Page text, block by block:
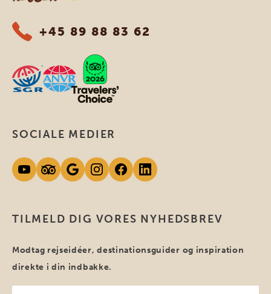
+45 89 88 83 62
TILMELD DIG VORES NYHEDSBREV
Modtag rejseidéer, destinationsguider og inspiration
direkte i din indbakke.
SOCIALE MEDIER